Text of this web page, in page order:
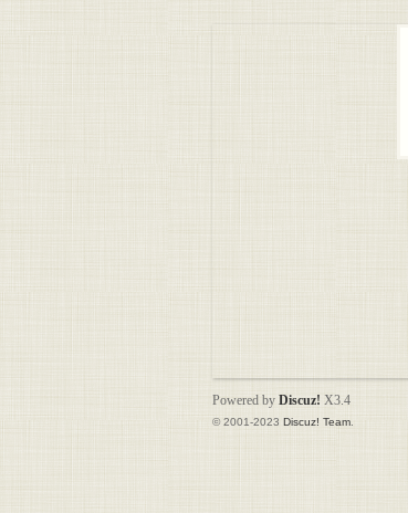
Powered by Discuz! X3.4
© 2001-2023 Discuz! Team